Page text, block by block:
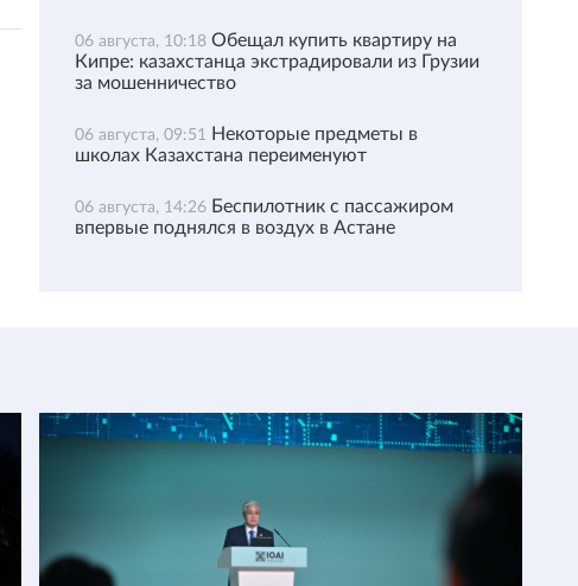
06 августа, 10:18 Обещал купить квартиру на
Кипре: казахстанца экстрадировали из Грузии
за мошенничество
06 августа, 09:51 Некоторые предметы в
школах Казахстана переименуют
06 августа, 14:26 Беспилотник с пассажиром
впервые поднялся в воздух в Астане